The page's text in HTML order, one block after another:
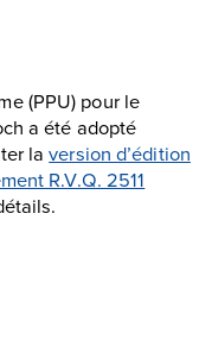
(PPU) pour le
a été adopté
laversion d’édition
R.V.Q. 2511